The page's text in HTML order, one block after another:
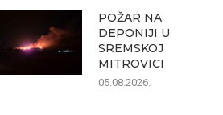
POŽAR NA
DEPONIJI U
SREMSKOJ
MITROVICI
05.08.2026.